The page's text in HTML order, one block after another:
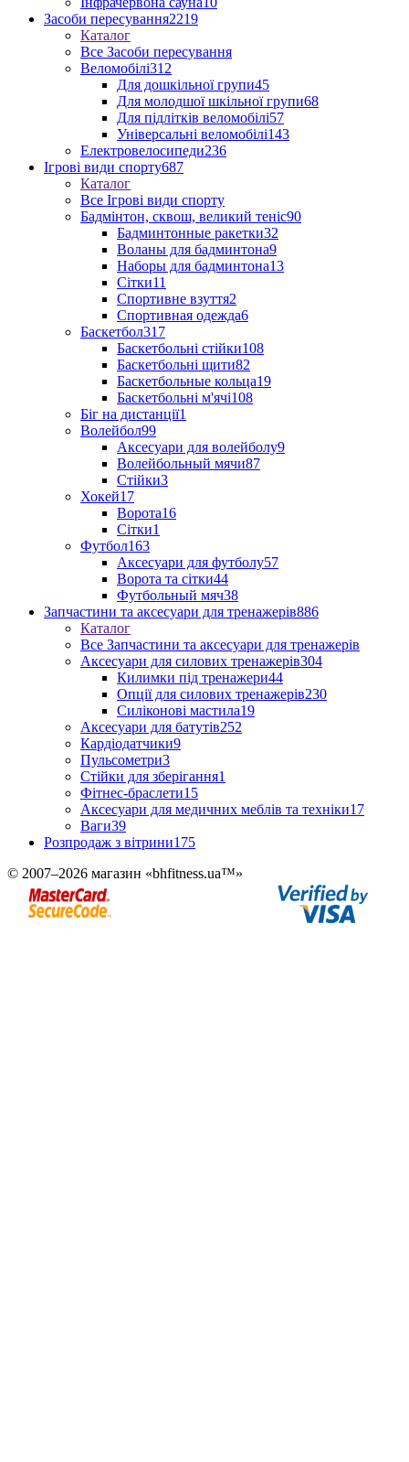
Засоби пересування2219
Каталог
Все Засоби пересування
Веломобілі312
Для дошкільної групи45
Для молодшої шкільної групи68
Для підлітків веломобілі57
Універсальні веломобілі143
Електровелосипеди236
Ігрові види спорту687
Каталог
Все Ігрові види спорту
Бадмінтон, сквош, великий теніс90
Бадминтонные ракетки32
Воланы для бадминтона9
Наборы для бадминтона13
Сітки11
Спортивне взуття2
Спортивная одежда6
Баскетбол317
Баскетбольні стійки108
Баскетбольні щити82
Баскетбольные кольца19
Баскетбольні м'ячі108
Біг на дистанції1
Волейбол99
Аксесуари для волейболу9
Волейбольный мячи87
Стійки3
Хокей17
Ворота16
Сітки1
Футбол163
Аксесуари для футболу57
Ворота та сітки44
Футбольный мяч38
Запчастини та аксесуари для тренажерів886
Каталог
Все Запчастини та аксесуари для тренажерів
Аксесуари для силових тренажерів304
Килимки під тренажери44
Опції для силових тренажерів230
Силіконові мастила19
Аксесуари для батутів252
Кардіодатчики9
Пульсометри3
Стійки для зберігання1
Фітнес-браслети15
Аксесуари для медичних меблів та техніки17
Ваги39
Розпродаж з вітрини175
© 2007–2026 магазин «bhfitness.ua™»